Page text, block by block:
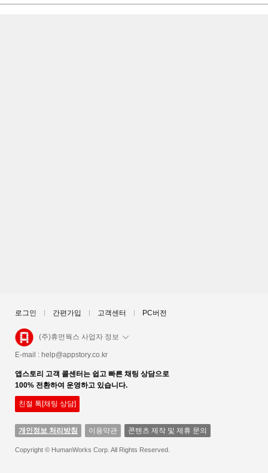
로그인 간편가입 고객센터 PC버전
(주)휴먼웍스 사업자 정보
E-mail : help@appstory.co.kr
앱스토리 고객 콜센터는 쉽고 빠른 채팅 상담으로
100% 전환하여 운영하고 있습니다.
친절 톡[채팅 상담]
개인정보 처리방침 이용약관 콘텐츠 제작 및 제휴 문의
Copyright © HumanWorks Corp. All Rights Reserved.